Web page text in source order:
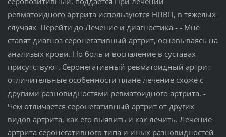
ревматоидного артрита используются НПВП, в тяжелых
случаях Перейти до Лечение и диагностика - - Мне
ставят диагноз серонегативный артрит, основываясь на
анализых крови. Но боль и воспаление в суставах
присутствуют. Серонегативный ревматоидный артрит
отличительные особенности плане лечение схоже с
другими разновидностями ревматоидного артрита. -
Чем отличается серонегативный артрит от других
видов артрита, как его выявить и как лечить. Лечение
артрита серонегативного типа и иных разновидностей